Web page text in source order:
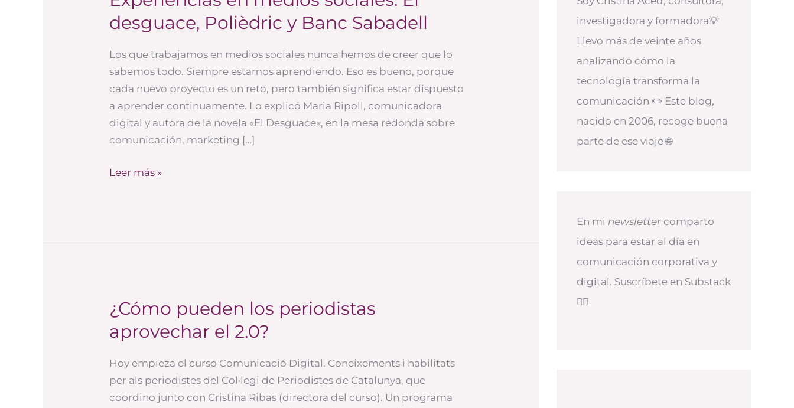
desguace, Polièdric y Banc Sabadell
Los que trabajamos en medios sociales nunca hemos de creer que lo
sabemos todo. Siempre estamos aprendiendo. Eso es bueno, porque
cada nuevo proyecto es un reto, pero también significa estar dispuesto
a aprender continuamente. Lo explicó Maria Ripoll, comunicadora
digital y autora de la novela «El Desguace«, en la mesa redonda sobre
comunicación, marketing […]
en
medios
Banc
Leer más »
¿Cómo pueden los periodistas
aprovechar el 2.0?
Hoy empieza el curso Comunicació Digital. Coneixements i habilitats
per als periodistes del Col·legi de Periodistes de Catalunya, que
coordino junto con Cristina Ribas (directora del curso). Un programa
¿Cómo
pueden
los
aprovechar
el
investigadora y formadora💡
Llevo más de veinte años
analizando cómo la
tecnología transforma la
comunicación ✏️ Este blog,
nacido en 2006, recoge buena
parte de ese viaje 🌐
En mi newsletter comparto
ideas para estar al día en
comunicación corporativa y
digital. Suscríbete en Substack
👇🏻